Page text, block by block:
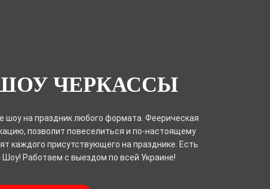
ЧЕРКАССЫ
шоу на праздник любого формата. Феерическая
позволит повеселиться и по-настоящему
каждого присутствующего на празднике. Есть
Работаем с выездом по всей Украине!